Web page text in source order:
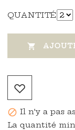
QUANTITÉ

 Il n'y a pas
La quantité